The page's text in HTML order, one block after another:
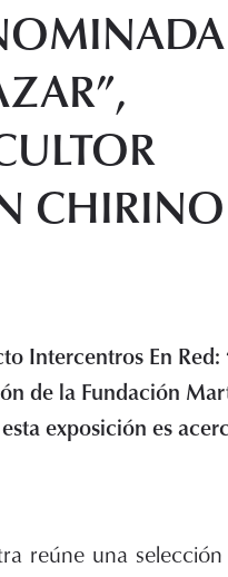
CHIRINO
Intercentros En Red:
de la Fundación
exposición es
reúne una